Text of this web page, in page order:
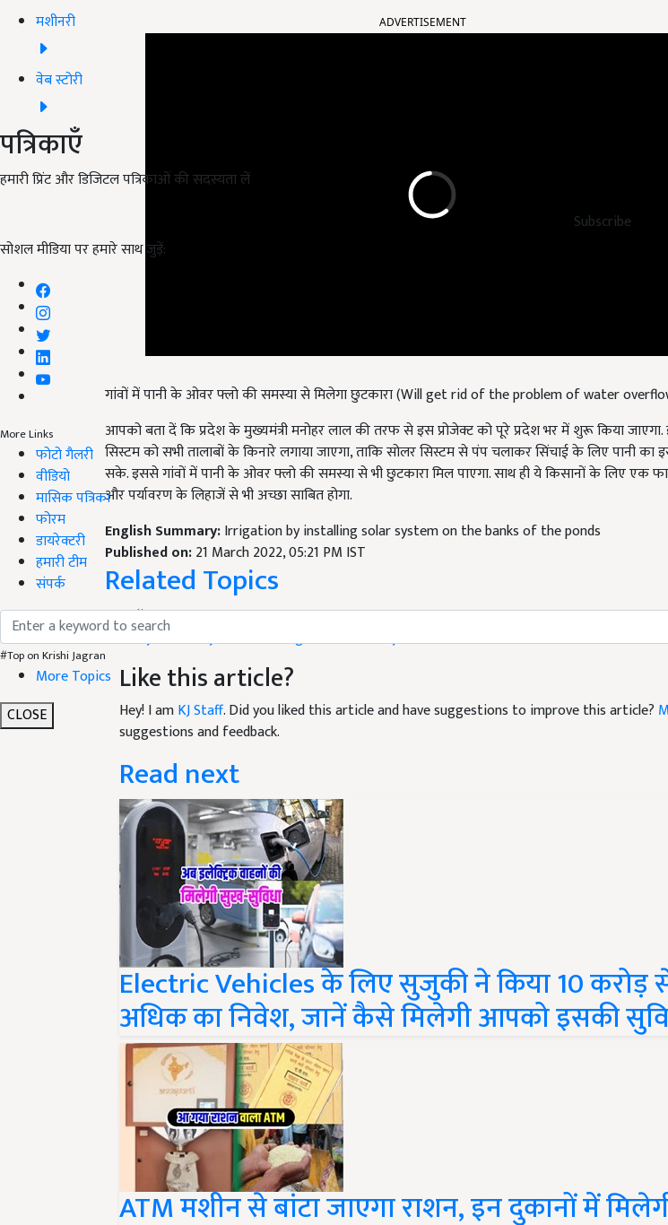
मशीनरी
वेब स्टोरी
पत्रिकाएँ
हमारी प्रिंट और डिजिटल पत्रिकाओं की सदस्यता लें
Subscribe
सोशल मीडिया पर हमारे साथ जुड़ें:
More Links
फोटो गैलरी
वीडियो
मासिक पत्रिका
फोरम
डायरेक्टरी
हमारी टीम
संपर्क
#Top on Krishi Jagran
More Topics
CLOSE
ADVERTISEMENT
गांवों में पानी के ओवर फ्लो की समस्या से मिलेगा छुटकारा (Will get rid of the problem of water
आपको बता दें कि प्रदेश के मुख्यमंत्री मनोहर लाल की तरफ से इस प्रोजेक्ट को पूरे प्रदेश भर में शुरू किया
सिस्टम को सभी तालाबों के किनारे लगाया जाएगा, ताकि सोलर सिस्टम से पंप चलाकर सिंचाई के लिए पानी का
सके. इससे गांवों में पानी के ओवर फ्लो की समस्या से भी छुटकारा मिल पाएगा. साथ ही ये किसानों के लिए एक
और पर्यावरण के लिहाजें से भी अच्छा साबित होगा.
English Summary:Irrigation by installing solar system on the banks of the ponds
Published on:21 March 2022, 05:21 PM IST
Related Topics
Trending News
Solar SystemHaryana NewsIrrigationPilot Projectसोलर सिस्टम
Like this article?
Hey! I amKJ Staff. Did you liked this article and have suggestions to improve this article?
suggestions and feedback.
Read next
Electric Vehicles के लिए सुजुकी ने किया 10 करोड़
अधिक का निवेश, जानें कैसे मिलेगी आपको इसकी
ATM मशीन से बांटा जाएगा राशन, इन दुकानों में